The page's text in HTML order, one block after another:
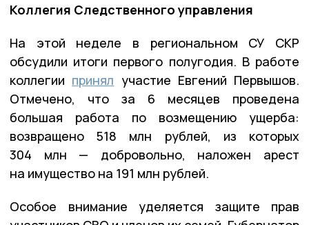
Коллегия Следственного управления
На этой неделе в региональном СУ СКР
обсудили итоги первого полугодия. В работе
коллегии принял участие Евгений Первышов.
Отмечено, что за 6 месяцев проведена
большая работа по возмещению ущерба:
возвращено 518 млн рублей, из которых
304 млн — добровольно, наложен арест
на имущество на 191 млн рублей.
Особое внимание уделяется защите прав